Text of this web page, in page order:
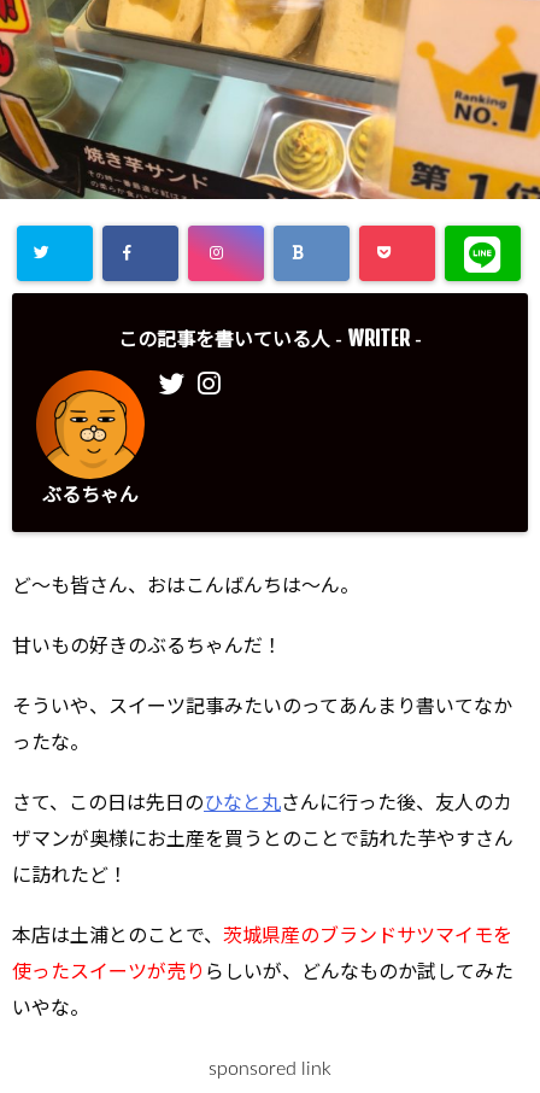
この記事を書いている人 - WRITER -
ぶるちゃん
ど～も皆さん、おはこんばんちは～ん。
甘いもの好きのぶるちゃんだ！
そういや、スイーツ記事みたいのってあんまり書いてなか
ったな。
さて、この日は先日のひなと丸さんに行った後、友人のカ
ザマンが奥様にお土産を買うとのことで訪れた芋やすさん
に訪れたど！
本店は土浦とのことで、 茨城県産のブランドサツマイモを
使ったスイーツが売り らしいが、どんなものか試してみた
いやな。
sponsored link